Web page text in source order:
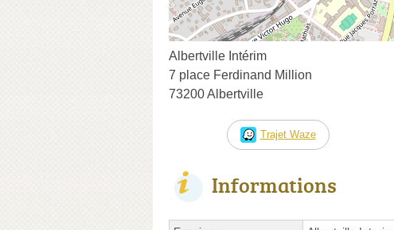
Albertville Intérim
7 place Ferdinand Million
73200 Albertville
Trajet Waze
Informations